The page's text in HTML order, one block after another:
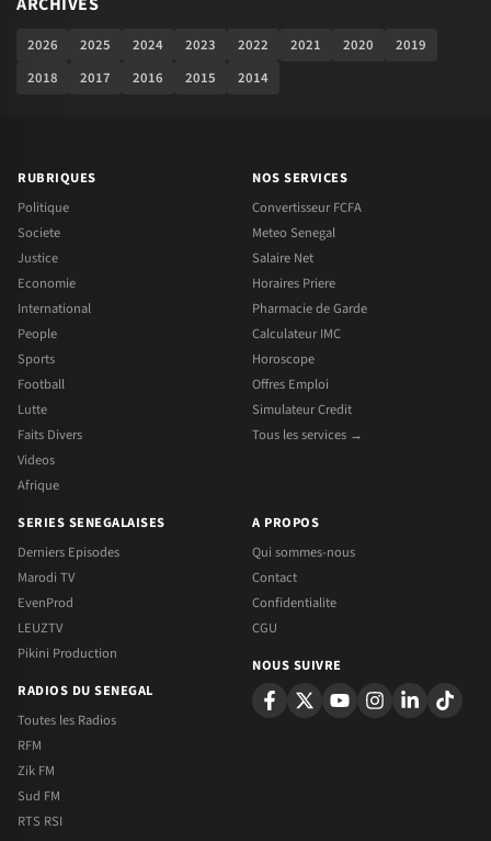
2026 2025 2024 2023 2022 2021 2020
2019
2018
2017 2016 2015 2014
RUBRIQUES
Politique
Societe
Justice
Economie
International
People
Sports
Football
Lutte
Faits Divers
Videos
Afrique
NOS SERVICES
Convertisseur FCFA
Meteo Senegal
Salaire Net
Horaires Priere
Pharmacie de Garde
Calculateur IMC
Horoscope
Offres Emploi
Simulateur Credit
Tous les services →
SERIES SENEGALAISES
Derniers Episodes
Marodi TV
EvenProd
LEUZTV
Pikini Production
RADIOS DU SENEGAL
Toutes les Radios
RFM
Zik FM
Sud FM
RTS RSI
A PROPOS
Qui sommes-nous
Contact
Confidentialite
CGU
NOUS SUIVRE